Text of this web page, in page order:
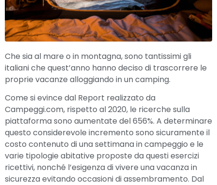
Che sia al mare o in montagna, sono tantissimi gli
italiani che quest’anno hanno deciso di trascorrere le
proprie vacanze alloggiando in un camping.
Come si evince dal Report realizzato da
Campeggi.com, rispetto al 2020, le ricerche sulla
piattaforma sono aumentate del 656%. A determinare
questo considerevole incremento sono sicuramente il
costo contenuto di una settimana in campeggio e le
varie tipologie abitative proposte da questi esercizi
ricettivi, nonché l’esigenza di vivere una vacanza in
sicurezza evitando occasioni di assembramento. Dal